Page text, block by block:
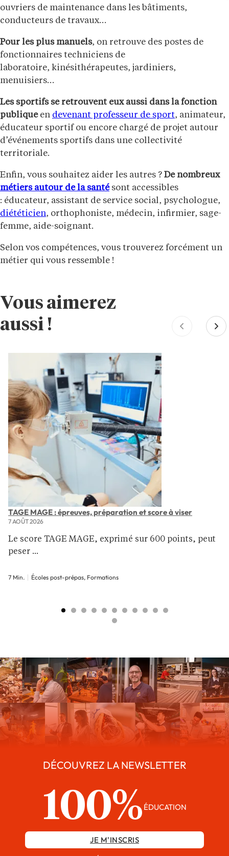
ouvriers de maintenance dans les bâtiments,
conducteurs de travaux…
Pour les plus manuels, on retrouve des postes de
fonctionnaires techniciens de
laboratoire, kinésithérapeutes, jardiniers,
menuisiers…
Les sportifs se retrouvent eux aussi dans la fonction
publiqueen devenant professeur de sport, animateur,
éducateur sportif ou encore chargé de projet autour
d’événements sportifs dans une collectivité
territoriale.
Enfin, vous souhaitez aider les autres ? De nombreux
métiers autour de la santé sont accessibles
: éducateur, assistant de service social, psychologue,
diététicien, orthophoniste, médecin, infirmier, sage-
femme, aide-soignant.
Selon vos compétences, vous trouverez forcément un
métier qui vous ressemble !
Vous aimerez
aussi !
TAGE MAGE : épreuves, préparation et score à viser
7 AOÛT 2026
Le score TAGE MAGE, exprimé sur 600 points, peut
peser ...
7 Min. Écoles post-prépas, Formations
DÉCOUVREZ LA NEWSLETTER
100% ÉDUCATION
JE M'INSCRIS